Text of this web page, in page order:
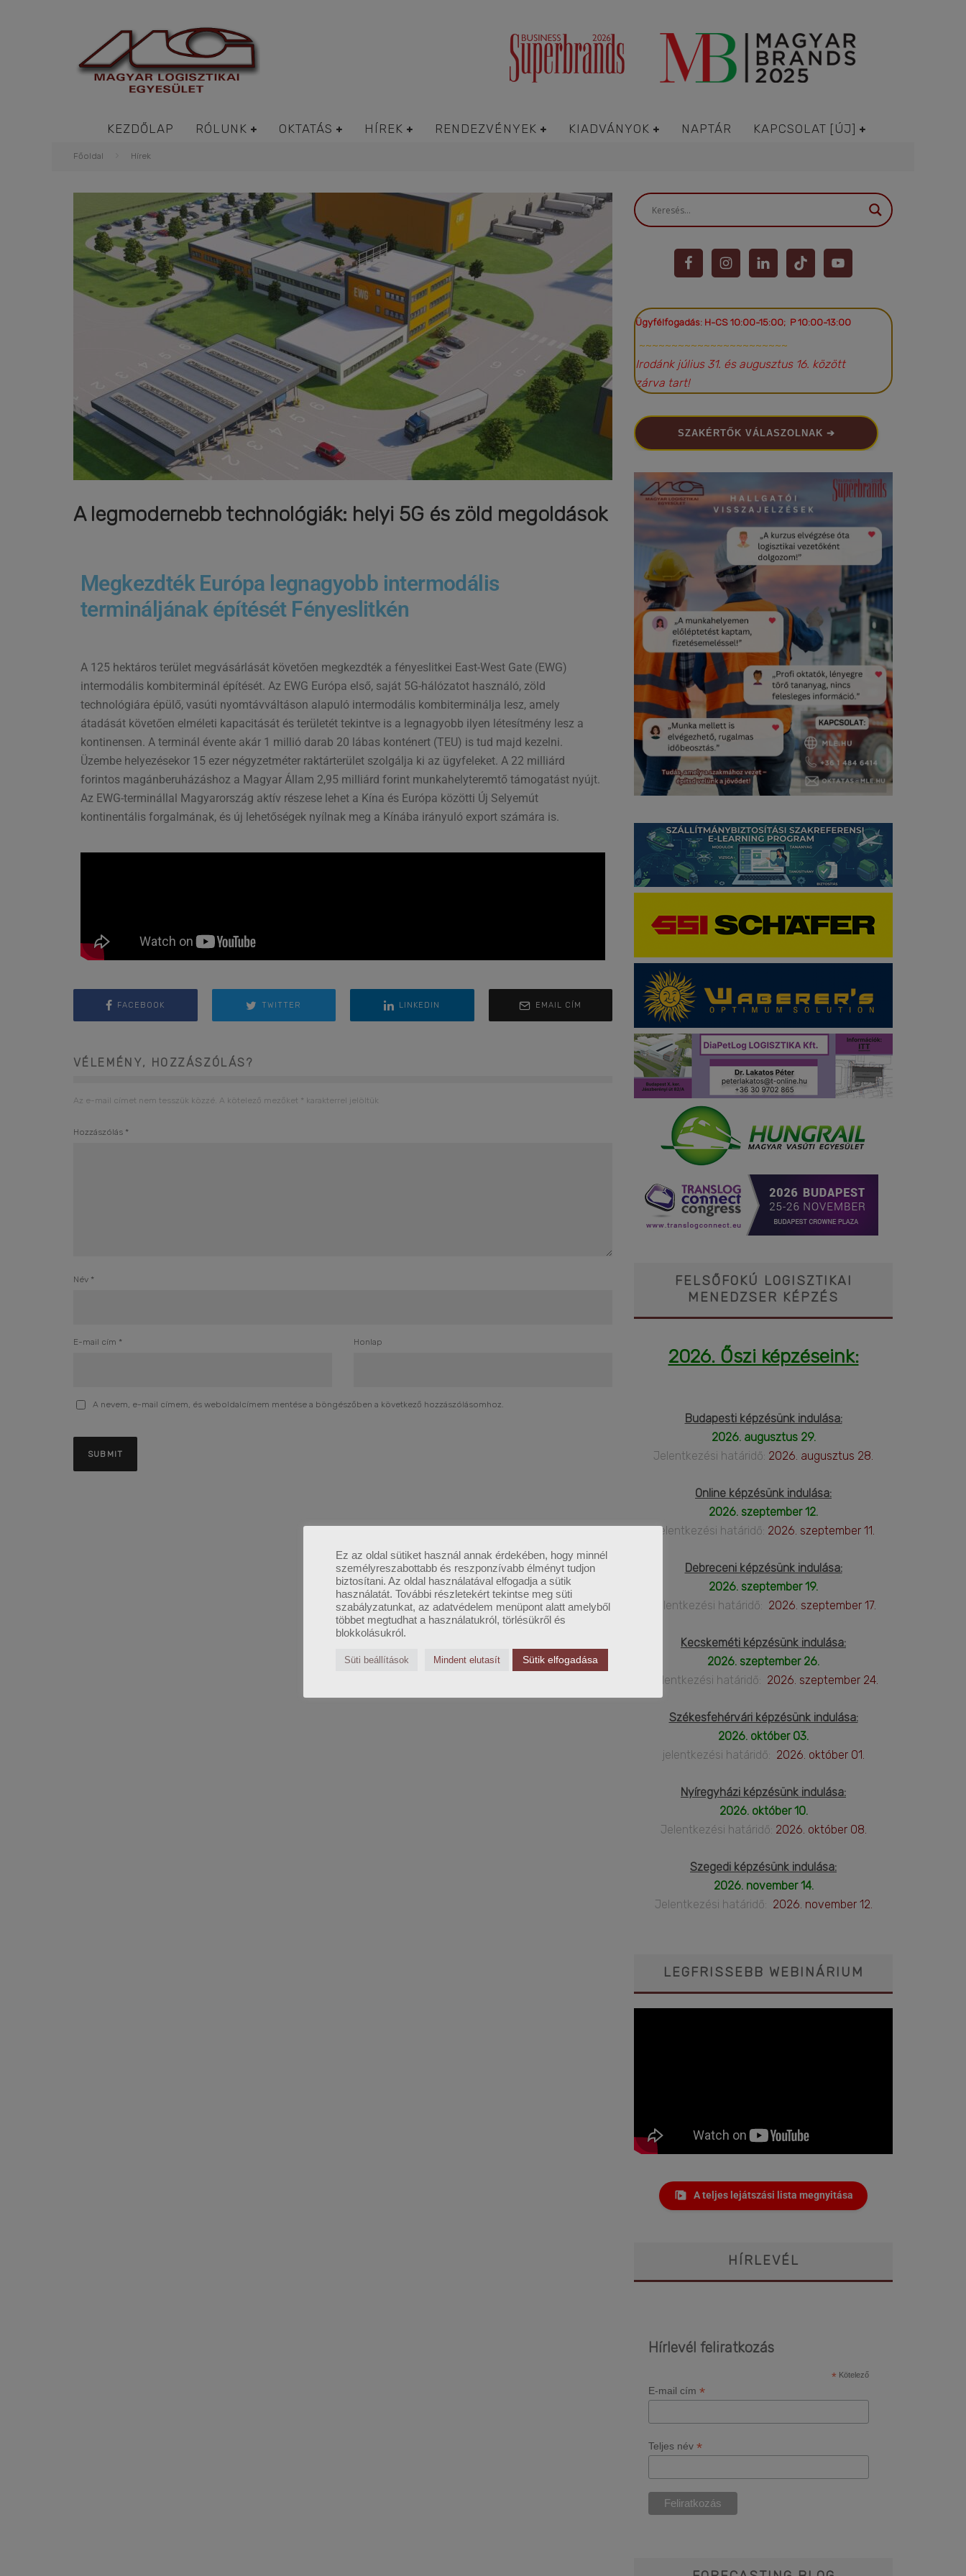
KEZDŐLAP RÓLUNK OKTATÁS HÍREK RENDEZVÉNYEK KIADVÁNYOK NAPTÁR KAPCSOLAT [ÚJ]
Főoldal Hírek
A legmodernebb technológiák: helyi 5G és zöld megoldások
Megkezdték Európa legnagyobb intermodális
termináljának építését Fényeslitkén
A 125 hektáros terület megvásárlását követően megkezdték a fényeslitkei East-West Gate (EWG)
intermodális kombiterminál építését. Az EWG Európa első, saját 5G-hálózatot használó, zöld
technológiára épülő, vasúti nyomtávváltáson alapuló intermodális kombiterminálja lesz, amely
átadását követően elméleti kapacitását és területét tekintve is a legnagyobb ilyen létesítmény lesz a
kontinensen. A terminál évente akár 1 millió darab 20 lábas konténert (TEU) is tud majd kezelni.
Üzembe helyezésekor 15 ezer négyzetméter raktárterület szolgálja ki az ügyfeleket. A 22 milliárd
forintos magánberuházáshoz a Magyar Állam 2,95 milliárd forint munkahelyteremtő támogatást nyújt.
Az EWG-terminállal Magyarország aktív részese lehet a Kína és Európa közötti Új Selyemút
kontinentális forgalmának, és új lehetőségek nyílnak meg a Kínába irányuló export számára is.
FACEBOOK TWITTER LINKEDIN EMAIL CÍM
VÉLEMÉNY, HOZZÁSZÓLÁS?
Az e-mail címet nem tesszük közzé. A kötelező mezőket * karakterrel jelöltük
Hozzászólás *
Név *
E-mail cím * Honlap
A nevem, e-mail címem, és weboldalcímem mentése a böngészőben a következő hozzászólásomhoz.
Ügyfélfogadás: H-CS 10:00-15:00; P 10:00-13:00
~~~~~~~~~~~~~~~~~~~~~~~
Irodánk július 31. és augusztus 16. között
zárva tart!
SZAKÉRTŐK VÁLASZOLNAK ➔
FELSŐFOKÚ LOGISZTIKAI
MENEDZSER KÉPZÉS
2026. Őszi képzéseink:
Budapesti képzésünk indulása:
2026. augusztus 29.
Jelentkezési határidő: 2026. augusztus 28.
Online képzésünk indulása:
2026. szeptember 12.
Jelentkezési határidő: 2026. szeptember 11.
Debreceni képzésünk indulása:
2026. szeptember 19.
Jelentkezési határidő: 2026. szeptember 17.
Kecskeméti képzésünk indulása:
2026. szeptember 26.
Jelentkezési határidő: 2026. szeptember 24.
Székesfehérvári képzésünk indulása:
2026. október 03.
jelentkezési határidő: 2026. október 01.
Nyíregyházi képzésünk indulása:
2026. október 10.
Jelentkezési határidő: 2026. október 08.
Szegedi képzésünk indulása:
2026. november 14.
Jelentkezési határidő: 2026. november 12.
LEGFRISSEBB WEBINÁRIUM
A teljes lejátszási lista megnyitása
HÍRLEVÉL
Hírlevél feliratkozás
* Kötelező
E-mail cím *
Teljes név *
Ez az oldal sütiket használ annak érdekében, hogy minnél
személyreszabottabb és reszponzívabb élményt tudjon
biztosítani. Az oldal használatával elfogadja a sütik
használatát. További részletekért tekintse meg süti
szabályzatunkat, az adatvédelem menüpont alatt amelyből
többet megtudhat a használatukról, törlésükről és
blokkolásukról.
Süti beállítások Mindent elutasít Sütik elfogadása